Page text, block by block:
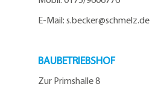
E-Mail: s.becker@schmelz.de
BAUBETRIEBSHOF
Zur Primshalle 8